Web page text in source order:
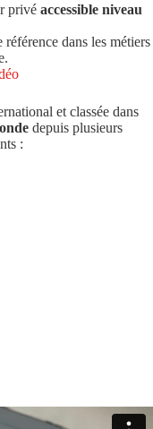
privé accessible niveau
référence dans les métiers
et classée dans
depuis plusieurs
: